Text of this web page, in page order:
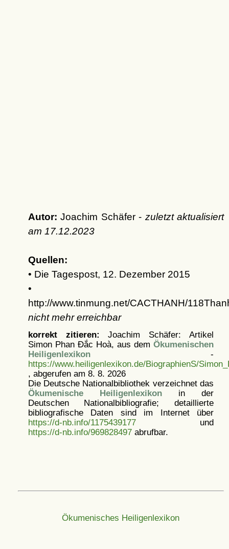
Autor: Joachim Schäfer - zuletzt aktualisiert
am 17.12.2023
Quellen:
• Die Tagespost, 12. Dezember 2015
•
http://www.tinmung.net/CACTHANH/
nicht mehr erreichbar
korrekt zitieren: Joachim Schäfer: Artikel
Simon Phan Đắc Hoà, aus dem Ökumenischen
Heiligenlexikon-
https://www.heiligenlexikon.de/BiographienS/
, abgerufen am 8. 8. 2026
Die Deutsche Nationalbibliothek verzeichnet das
Ökumenische Heiligenlexikonin der
Deutschen Nationalbibliografie; detaillierte
bibliografische Daten sind im Internet über
https://d-nb.info/1175439177und
https://d-nb.info/969828497abrufbar.
Ökumenisches Heiligenlexikon